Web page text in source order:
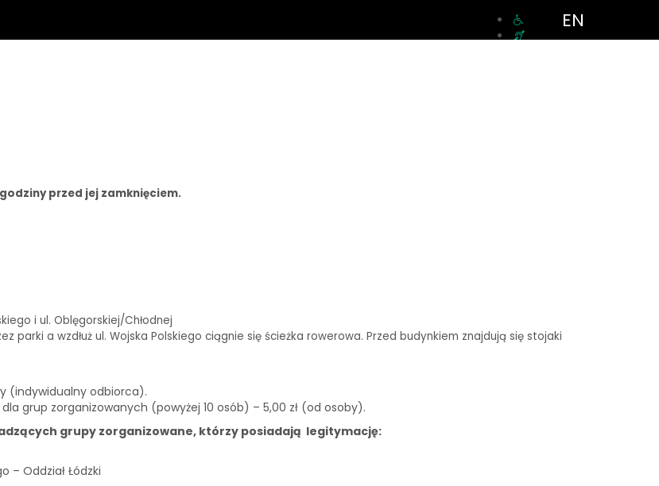
EN
przed jej zamknięciem.
i ul. Oblęgorskiej/Chłodnej
parki a wzdłuż ul. Wojska Polskiego ciągnie się ścieżka rowerowa. Przed budynkiem znajdują się stojaki
(indywidualny odbiorca).
grup zorganizowanych (powyżej 10 osób) – 5,00 zł (od osoby).
grupy zorganizowane, którzy posiadają legitymację:
– Oddział Łódzki